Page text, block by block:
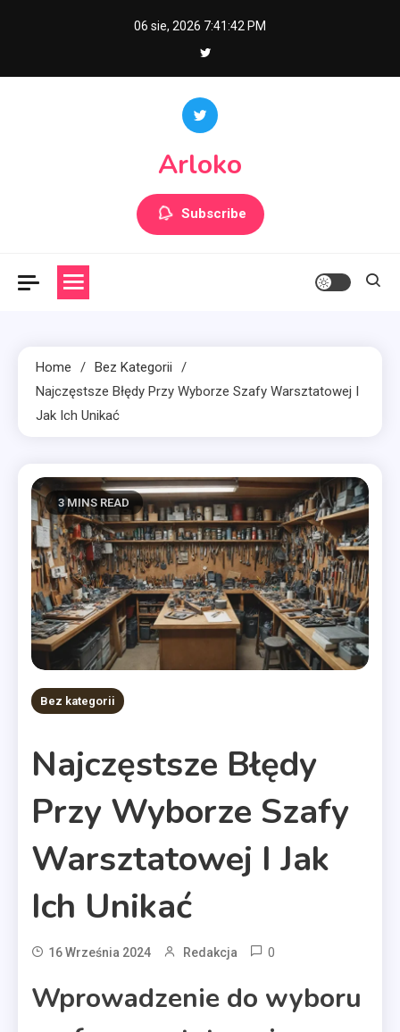
06 sie, 2026 7:41:43 PM
Arloko
Subscribe
Home
Bez Kategorii
Najczęstsze Błędy Przy Wyborze Szafy Warsztatowej I
Jak Ich Unikać
3 MINS READ
Bez kategorii
Najczęstsze Błędy
Przy Wyborze Szafy
Warsztatowej I Jak
Ich Unikać
16 Września 2024 Redakcja 0
Wprowadzenie do wyboru